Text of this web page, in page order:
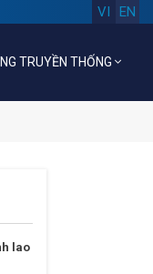
EN
VI
TRUYỀN THỐNG
lao